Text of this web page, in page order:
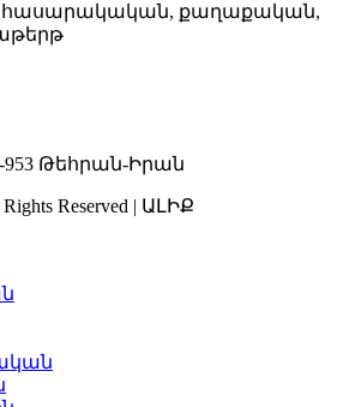
հասարակական, քաղաքական,
953 Թեհրան-Իրան
Reserved | ԱԼԻՔ